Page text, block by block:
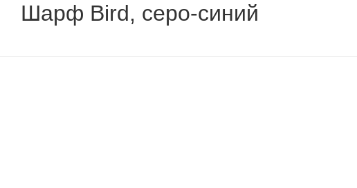
Шарф Bird, серо-синий